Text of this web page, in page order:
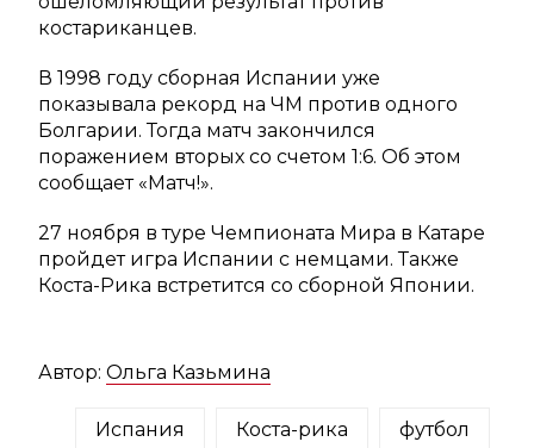
костариканцев.
В 1998 году сборная Испании уже
показывала рекорд на ЧМ против одного
Болгарии. Тогда матч закончился
поражением вторых со счетом 1:6. Об этом
сообщает «Матч!».
27 ноября в туре Чемпионата Мира в Катаре
пройдет игра Испании с немцами. Также
Коста-Рика встретится со сборной Японии.
Автор: Ольга Казьмина
Испания Коста-рика футбол